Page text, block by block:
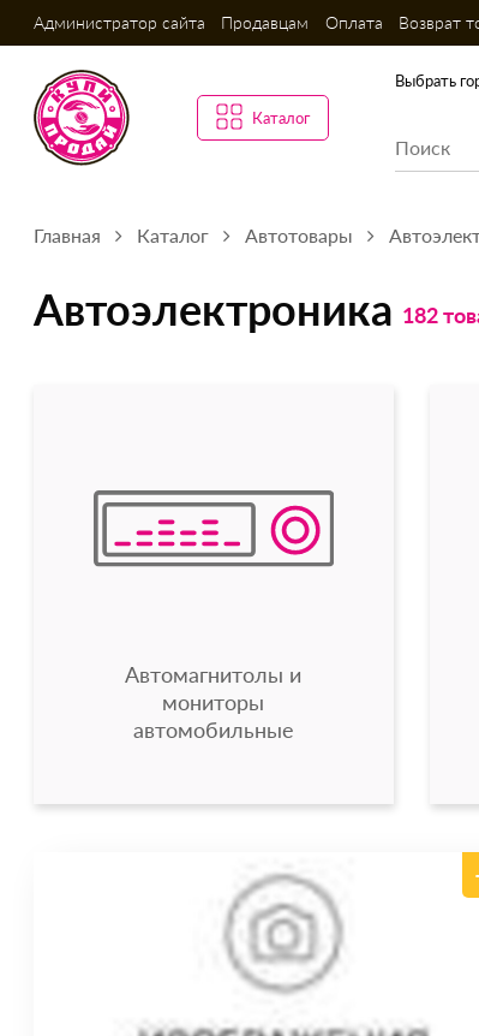
Администратор сайта Продавцам Оплата Возврат
Каталог
Выбрать
Главная Каталог Автотовары
Автоэлектроника 182
Автомагнитолы и
мониторы
автомобильные